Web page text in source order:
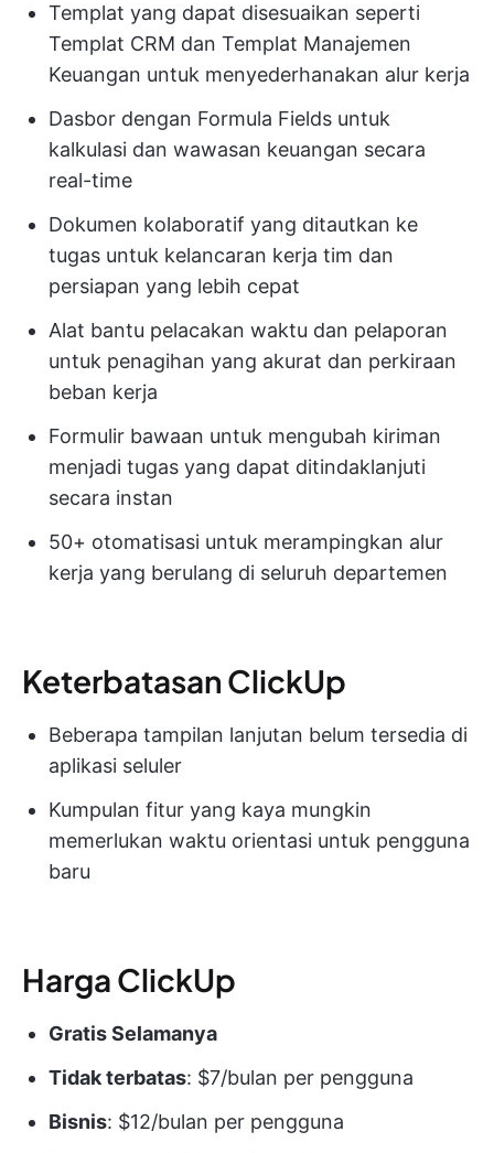
Templat yang dapat disesuaikan seperti
Templat CRM dan Templat Manajemen
Keuangan untuk menyederhanakan alur kerja
Dasbor dengan Formula Fields untuk
kalkulasi dan wawasan keuangan secara
real-time
Dokumen kolaboratif yang ditautkan ke
tugas untuk kelancaran kerja tim dan
persiapan yang lebih cepat
Alat bantu pelacakan waktu dan pelaporan
untuk penagihan yang akurat dan perkiraan
beban kerja
Formulir bawaan untuk mengubah kiriman
menjadi tugas yang dapat ditindaklanjuti
secara instan
50+ otomatisasi untuk merampingkan alur
kerja yang berulang di seluruh departemen
Keterbatasan ClickUp
Beberapa tampilan lanjutan belum tersedia di
aplikasi seluler
Kumpulan fitur yang kaya mungkin
memerlukan waktu orientasi untuk pengguna
baru
Harga ClickUp
Gratis Selamanya
Tidak terbatas: $7/bulan per pengguna
Bisnis: $12/bulan per pengguna